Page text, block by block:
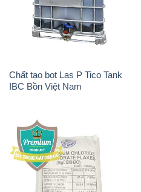
Chất tạo bọt Las P Tico Tank
IBC Bồn Việt Nam